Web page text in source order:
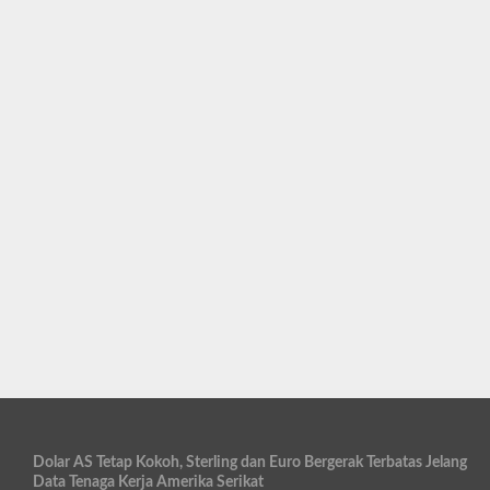
Dolar AS Tetap Kokoh, Sterling dan Euro Bergerak Terbatas Jelang
Data Tenaga Kerja Amerika Serikat